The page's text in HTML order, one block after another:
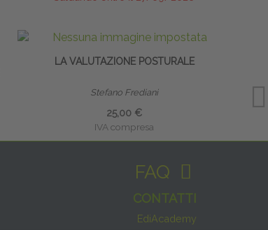
LA VALUTAZIONE POSTURALE
Stefano Frediani
25,00 €
IVA compresa
FAQ
CONTATTI
EdiAcademy